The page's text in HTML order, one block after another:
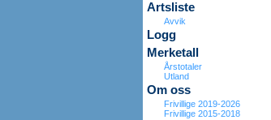
Artsliste
Avvik
Logg
Merketall
Årstotaler
Utland
Om oss
Frivillige 2019-2026
Frivillige 2015-2018